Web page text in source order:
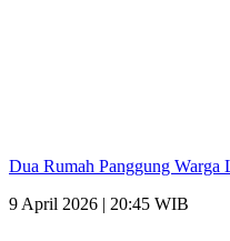
Dua Rumah Panggung
9 April 2026 | 20:45 WIB